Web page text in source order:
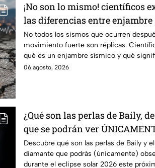
¡No son lo mismo! científicos
las diferencias entre
y réplicas
No todos los sismos que ocurren
movimiento fuerte son réplicas.
qué es un enjambre sísmico y qué
06 agosto, 2026
¿Qué son las perlas de Baily,
que se podrán ver
durante el eclipse solar 2026
agosto?
Descubre qué son las perlas de Baily y
diamante que podrás (únicamente)
durante el eclipse solar 2026 este